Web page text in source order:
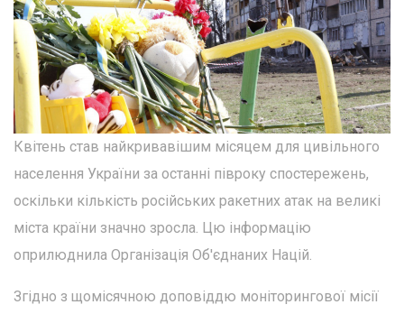
Квітень став найкривавішим місяцем для цивільного
населення України за останні півроку спостережень,
оскільки кількість російських ракетних атак на великі
міста країни значно зросла. Цю інформацію
оприлюднила Організація Об'єднаних Націй.
Згідно з щомісячною доповіддю моніторингової місії